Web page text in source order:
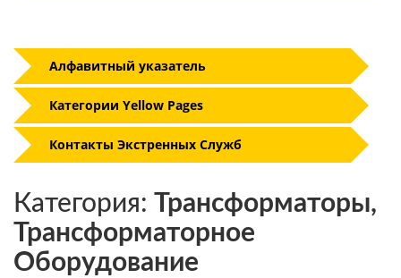
Категория: Трансформаторы,
Трансформаторное
Оборудование
Алфавитный указатель
Категории Yellow Pages
Контакты Экстренных Служб